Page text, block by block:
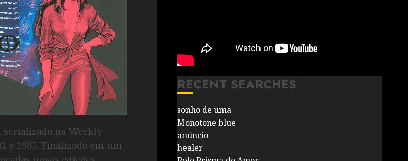
serializado na Weekly
e 1985. Finalizado em um
RECENT SEARCHES
sonho de uma
Monotone blue
anúncio
healer